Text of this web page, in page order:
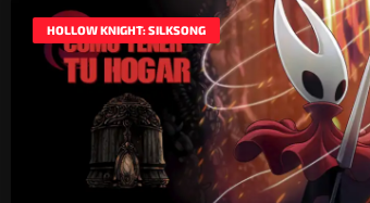
HOLLOW KNIGHT: SILKSONG